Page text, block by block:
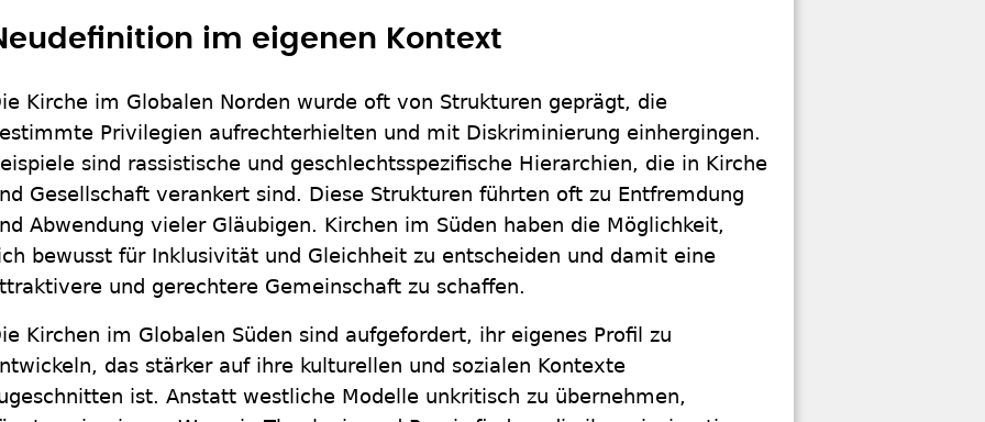
im eigenen Kontext
Kirche im Globalen Norden wurde oft von Strukturen geprägt, die
Privilegien aufrechterhielten und mit Diskriminierung einhergingen.
sind rassistische und geschlechtsspezifische Hierarchien, die in Kirche
Gesellschaft verankert sind. Diese Strukturen führten oft zu Entfremdung
Abwendung vieler Gläubigen. Kirchen im Süden haben die Möglichkeit,
bewusst für Inklusivität und Gleichheit zu entscheiden und damit eine
und gerechtere Gemeinschaft zu schaffen.
Kirchen im Globalen Süden sind aufgefordert, ihr eigenes Profil zu
das stärker auf ihre kulturellen und sozialen Kontexte
ist. Anstatt westliche Modelle unkritisch zu übernehmen,